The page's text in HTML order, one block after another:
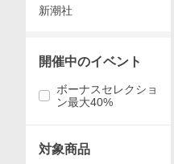
新潮社
開催中のイベント
ボーナスセレクショ
ン最大40%
対象商品